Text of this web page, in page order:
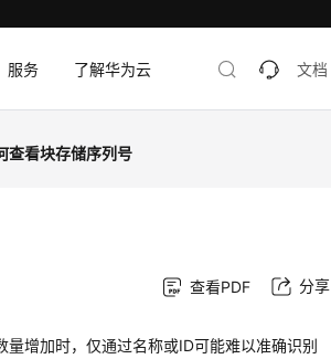
服务 了解华为云 文档
查看块存储序列号
查看PDF 分享
增加时，仅通过名称或ID可能难以准确识别